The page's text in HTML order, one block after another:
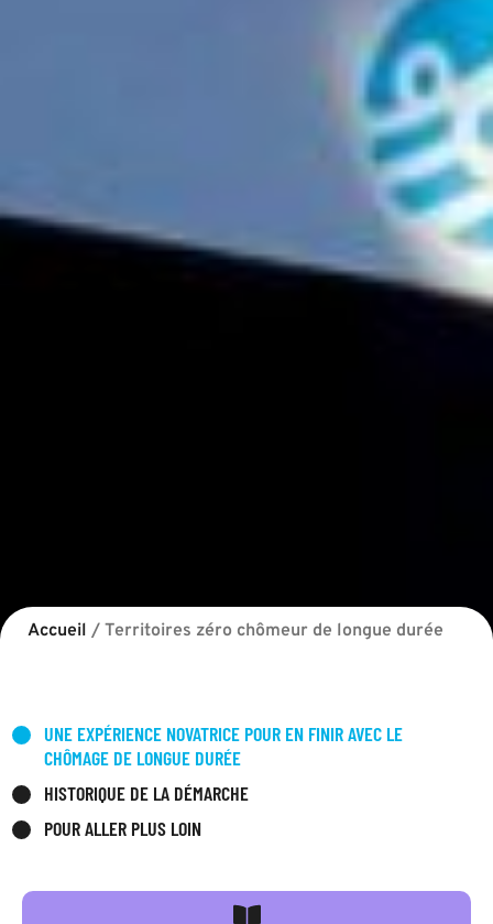
Accueil / Territoires zéro chômeur de longue durée
UNE EXPÉRIENCE NOVATRICE POUR EN FINIR AVEC LE
CHÔMAGE DE LONGUE DURÉE
HISTORIQUE DE LA DÉMARCHE
POUR ALLER PLUS LOIN